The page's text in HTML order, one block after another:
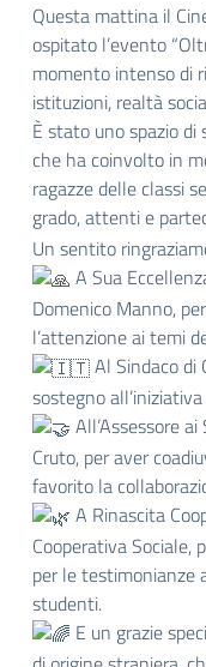
Questa mattina il
ospitato l’evento
momento intenso di
istituzioni, realtà
È stato uno spazio di
che ha coinvolto in
ragazze delle classi
grado, attenti e
Un sentito
A Sua
Domenico Manno,
l’attenzione ai temi
Al Sindaco di
sostegno
All’Assessore
Cruto, per aver
favorito la
A Rinascita
Cooperativa Sociale,
per le testimonianze
studenti.
E un grazie